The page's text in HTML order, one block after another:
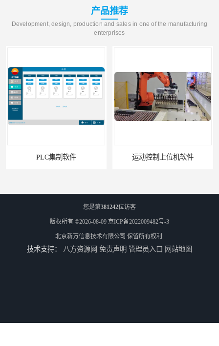
产品推荐
Development, design, production and sales in one of the manufacturing
enterprises
PLC集制软件 运动控制上位机软件
您是第381242位访客
版权所有 ©2026-08-09 京ICP备2022009482号-3
北京新万信息技术有限公司 保留所有权利.
技术支持： 八方资源网 免责声明 管理员入口 网站地图